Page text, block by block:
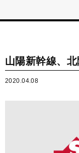
山陽新幹線、
2020.04.08